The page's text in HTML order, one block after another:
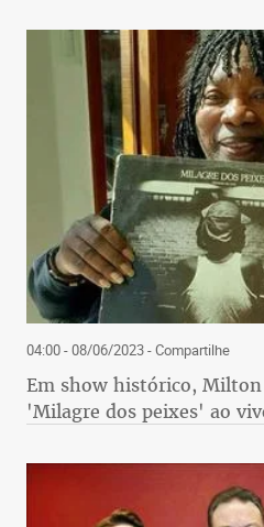
04:00 - 08/06/2023- Compartilhe
Em show histórico,
'Milagre dos peixes' ao